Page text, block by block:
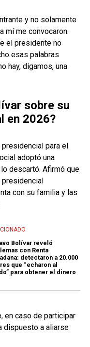
y no solamente
mí me convocaron.
el presidente no
esas palabras
hay, digamos, una
sobre su
en 2026?
para el
adoptó una
descartó. Afirmó que
con su familia y las
Bolívar reveló
con Renta
detectaron a 20.000
que “echaron al
para obtener el dinero
en caso de participar
dispuesto a aliarse